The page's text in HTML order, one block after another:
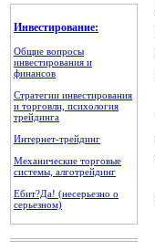
Инвестирование:
Общие вопросы
инвестирования и
финансов
Стратегии инвестирования
и торговли, психология
трейдинга
Интернет-трейдинг
Механические торговые
системы, алготрейдинг
Ебит?Да! (несерьезно о
серьезном)